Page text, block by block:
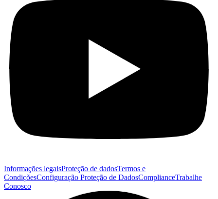
Informações legaisProteção de dadosTermos e
CondiçõesConfiguração Proteção de DadosComplianceTrabalhe
Conosco